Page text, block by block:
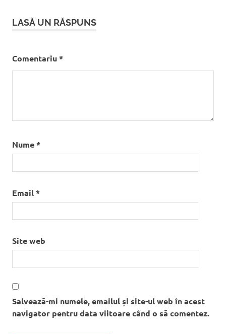
LASĂ UN RĂSPUNS
Comentariu*
Nume*
Email*
Site web
Salvează-mi numele, emailul și site-ul web în acest
navigator pentru data viitoare când o să comentez.